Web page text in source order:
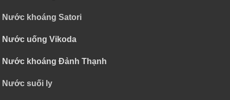
Nước khoáng Satori
Nước uống Vikoda
Nước khoáng Đảnh Thạnh
Nước suối ly